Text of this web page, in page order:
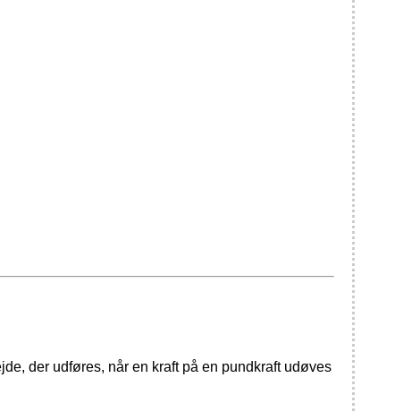
der udføres, når en kraft på en pundkraft udøves